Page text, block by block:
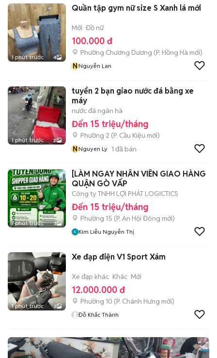
1 phút trước 4
Quần tập gym nữ size S Xanh lá mới
Mới Đồ nữ
100.000 đ
Phường Chương Dương (P. Hồng Hà mới)
NNguyễn Lan
1 phút trước 2
tuyển 2 bạn giao nước đá bằng xe
máy
nước đá ngân hà
Đến 15 triệu/tháng
Phường 2 (P. Cầu Kiệu mới)
NNguyen Ly 1 đã bán
1 phút trước 1
[LÀM NGAY NHÂN VIÊN GIAO HÀNG
QUẬN GÒ VẤP
Công ty TNHH LỢI PHÁT LOGICTICS
Đến 15 triệu/tháng
Phường 15 (P. An Hội Đông mới)
Kim Liễu Nguyễn Thị
1 phút trước 3
Xe đạp điện V1 Sport Xám
Xe đạp khác Khác Mới
12.000.000 đ
Phường 10 (P. Chánh Hưng mới)
Đỗ Khắc Thành